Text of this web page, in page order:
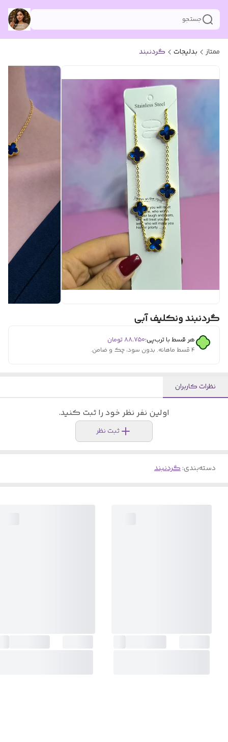
جستجو
ممتاز بدلیجات گردنبند
گردنبند ونکلیف آبی
هر قسط با ترب‌پی:۸۸٬۷۵۰تومان
۴ قسط ماهانه. بدون سود، چک و ضامن.
نظرات کاربران
اولین نفر نظر خود را ثبت کنید.
ثبت نظر
دسته‌بندی:گردنبند